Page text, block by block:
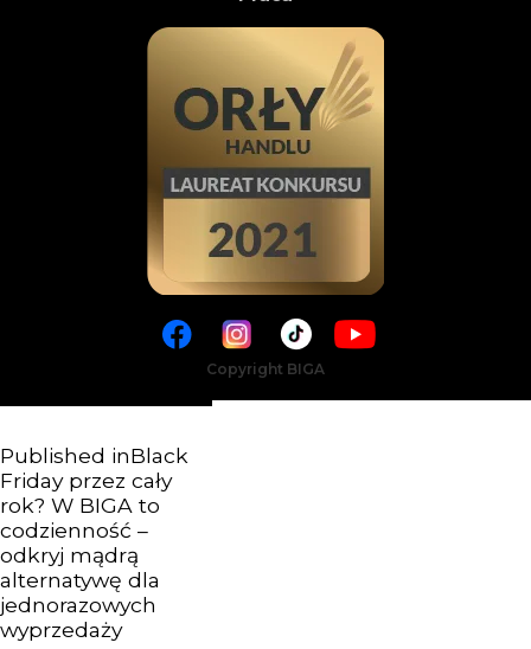
Copyright BIGA
Published inBlack
Friday przez cały
rok? W BIGA to
codzienność –
odkryj mądrą
alternatywę dla
jednorazowych
wyprzedaży